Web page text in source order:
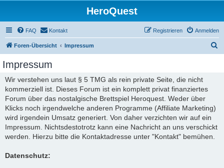
HeroQuest
FAQ Kontakt Anmelden
Registrieren
Foren-Übersicht Impressum
Impressum
Wir verstehen uns laut § 5 TMG als rein private Seite, die nicht
kommerziell ist. Dieses Forum ist ein komplett privat finanziertes
Forum über das nostalgische Brettspiel Heroquest. Weder über
Klicks noch irgendwelche anderen Programme (Affiliate Marketing)
wird irgendein Umsatz generiert. Von daher verzichten wir auf ein
Impressum. Nichtsdestotrotz kann eine Nachricht an uns verschickt
werden. Hierzu bitte die Kontaktadresse unter "Kontakt" bemühen.
Datenschutz: